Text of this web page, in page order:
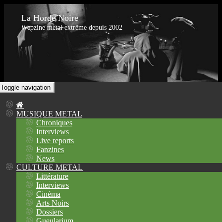
La Horde Noire
Webzine metal extrême depuis 2002
Toggle navigation
MUSIQUE METAL
Chroniques
Interviews
Live reports
Fanzines
News
CULTURE METAL
Littérature
Interviews
Cinéma
Arts Noirs
Dossiers